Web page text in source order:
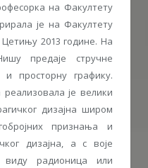
на Факултету
је на Факултету
2013 године. На
предаје стручне
и просторну графику.
је велики
дизајна широм
признања и
дизајна, а с воје
радионица или